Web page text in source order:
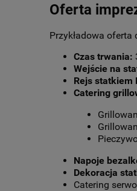
Oferta
Przykładowa
Czas trwania:
Wejście na
Rejs statkiem
Catering
Napoje
Dekoracja
Catering